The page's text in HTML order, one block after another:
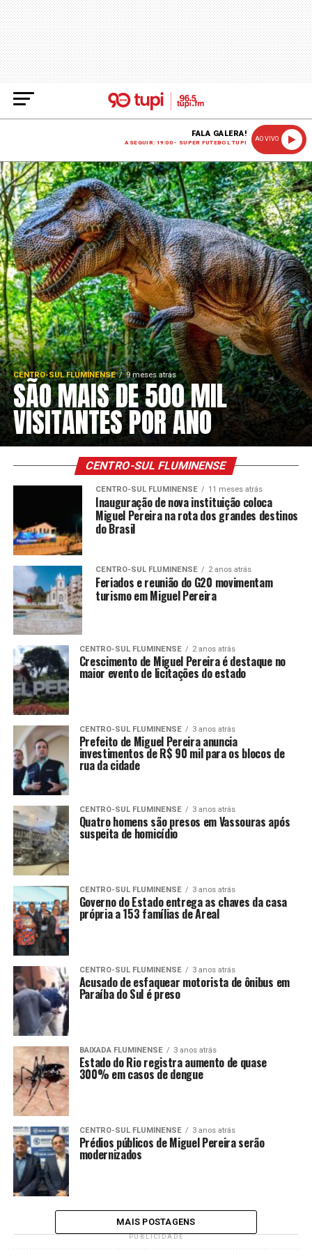
FALA GALERA!
A SEGUIR: 19:00 - SUPER FUTEBOL TUPI
AO VIVO
CENTRO-SUL FLUMINENSE 9 meses atrás
SÃO MAIS DE 500 MIL
VISITANTES POR ANO
CENTRO-SUL FLUMINENSE
CENTRO-SUL FLUMINENSE 11 meses atrás
Inauguração de nova instituição coloca
Miguel Pereira na rota dos grandes destinos
do Brasil
CENTRO-SUL FLUMINENSE 2 anos atrás
Feriados e reunião do G20 movimentam
turismo em Miguel Pereira
CENTRO-SUL FLUMINENSE 2 anos atrás
Crescimento de Miguel Pereira é destaque no
maior evento de licitações do estado
CENTRO-SUL FLUMINENSE 3 anos atrás
Prefeito de Miguel Pereira anuncia
investimentos de R$ 90 mil para os blocos de
rua da cidade
CENTRO-SUL FLUMINENSE 3 anos atrás
Quatro homens são presos em Vassouras após
suspeita de homicídio
CENTRO-SUL FLUMINENSE 3 anos atrás
Governo do Estado entrega as chaves da casa
própria a 153 famílias de Areal
CENTRO-SUL FLUMINENSE 3 anos atrás
Acusado de esfaquear motorista de ônibus em
Paraíba do Sul é preso
BAIXADA FLUMINENSE 3 anos atrás
Estado do Rio registra aumento de quase
300% em casos de dengue
CENTRO-SUL FLUMINENSE 3 anos atrás
Prédios públicos de Miguel Pereira serão
modernizados
MAIS POSTAGENS
PUBLICIDADE